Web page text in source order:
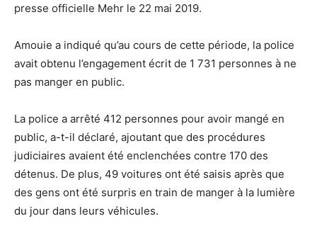
presse officielle Mehr le 22 mai 2019.
Amouie a indiqué qu’au cours de cette période, la police
avait obtenu l’engagement écrit de 1 731 personnes à ne
pas manger en public.
La police a arrêté 412 personnes pour avoir mangé en
public, a-t-il déclaré, ajoutant que des procédures
judiciaires avaient été enclenchées contre 170 des
détenus. De plus, 49 voitures ont été saisis après que
des gens ont été surpris en train de manger à la lumière
du jour dans leurs véhicules.